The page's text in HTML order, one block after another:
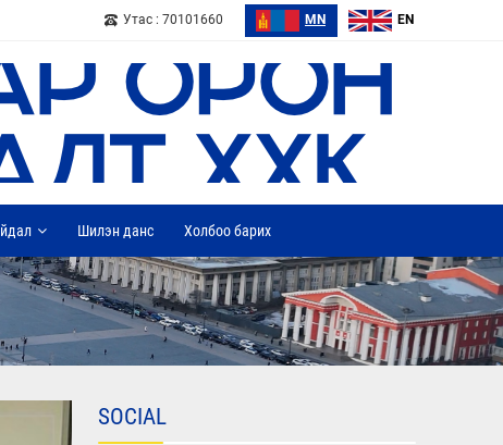
Утас : 70101660 MN EN
Шилэн данс Холбоо барих
SOCIAL